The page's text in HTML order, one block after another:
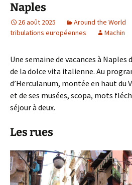
Naples
26 août 2025 Around the World
tribulations européennes
Machin
Une semaine de vacances à
de la dolce vita italienne. Au
d’Herculanum, montée en haut du
et de ses musées, scopa, mots
séjour à deux.
Les rues